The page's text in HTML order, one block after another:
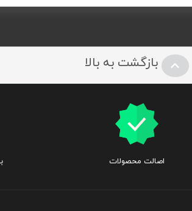
بازگشت به بالا
اصالت محصولات